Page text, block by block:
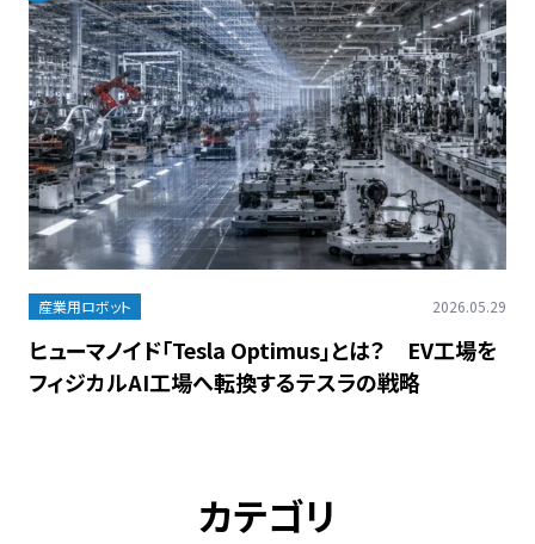
産業用ロボット 2026.05.29
ヒューマノイド「Tesla Optimus」とは？ EV工場を
フィジカルAI工場へ転換するテスラの戦略
カテゴリ